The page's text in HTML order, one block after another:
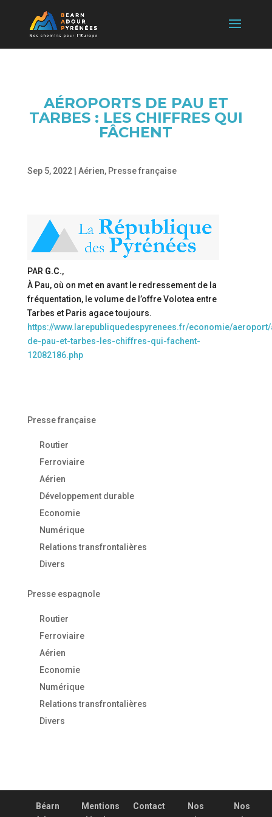
AÉROPORTS DE PAU ET
TARBES : LES CHIFFRES QUI
FÂCHENT
Sep 5, 2022| Aérien, Presse française
PAR G.C.,
À Pau, où on met en avant le redressement de la
fréquentation, le volume de l’offre Volotea entre
Tarbes et Paris agace toujours.
https://www.larepubliquedespyrenees.fr/economie/
de-pau-et-tarbes-les-chiffres-qui-fachent-
12082186.php
Presse française
Routier
Ferroviaire
Aérien
Développement durable
Economie
Numérique
Relations transfrontalières
Divers
Presse espagnole
Routier
Ferroviaire
Aérien
Economie
Numérique
Relations transfrontalières
Divers
Béarn
Mentions
Contact
Nos
Nos